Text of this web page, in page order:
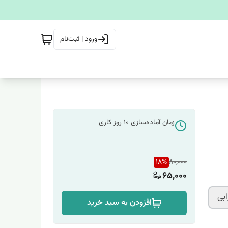
ورود | ثبت‌نام
زمان آماده‌سازی 10 روز کاری
80,000
18%
65,000
افزودن به سبد خرید